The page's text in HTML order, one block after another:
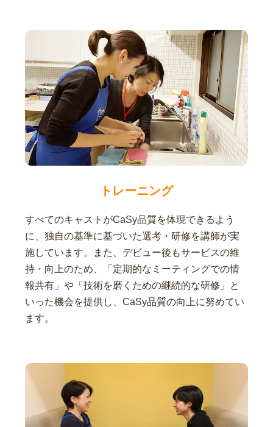
トレーニング
すべてのキャストがCaSy品質を体現できるよう
に、独自の基準に基づいた選考・研修を講師が実
施しています。また、デビュー後もサービスの維
持・向上のため、「定期的なミーティングでの情
報共有」や「技術を磨くための継続的な研修」と
いった機会を提供し、CaSy品質の向上に努めてい
ます。